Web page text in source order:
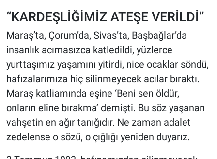
“KARDEŞLİĞİMİZ ATEŞE VERİLDİ”
Maraş’ta, Çorum’da, Sivas’ta, Başbağlar’da
insanlık acımasızca katledildi, yüzlerce
yurttaşımız yaşamını yitirdi, nice ocaklar söndü,
hafızalarımıza hiç silinmeyecek acılar bıraktı.
Maraş katliamında eşine ‘Beni sen öldür,
onların eline bırakma’ demişti. Bu söz yaşanan
vahşetin en ağır tanığıdır. Ne zaman adalet
zedelense o sözü, o çığlığı yeniden duyarız.